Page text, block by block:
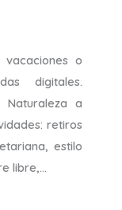
o
digitales.
a
retiros
estilo
libre,…